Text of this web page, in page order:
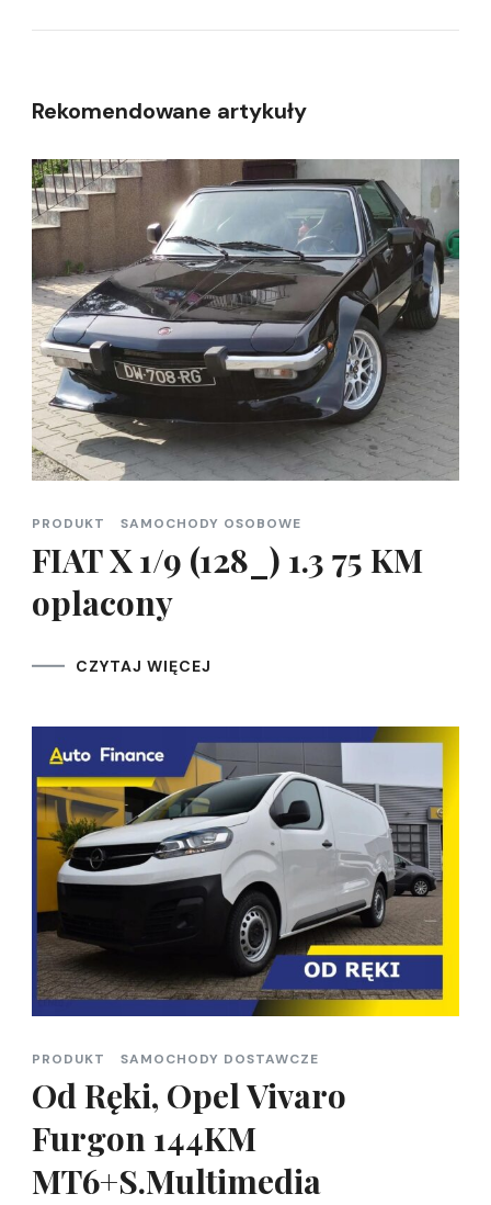
Rekomendowane artykuły
PRODUKT SAMOCHODY OSOBOWE
FIAT X 1/9 (128_) 1.3 75 KM
oplacony
CZYTAJ WIĘCEJ
PRODUKT SAMOCHODY DOSTAWCZE
Od Ręki, Opel Vivaro
Furgon 144KM
MT6+S.Multimedia